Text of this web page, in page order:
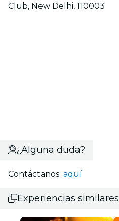
Club, New Delhi, 110003
¿Alguna duda?
Contáctanos aquí
Experiencias similares